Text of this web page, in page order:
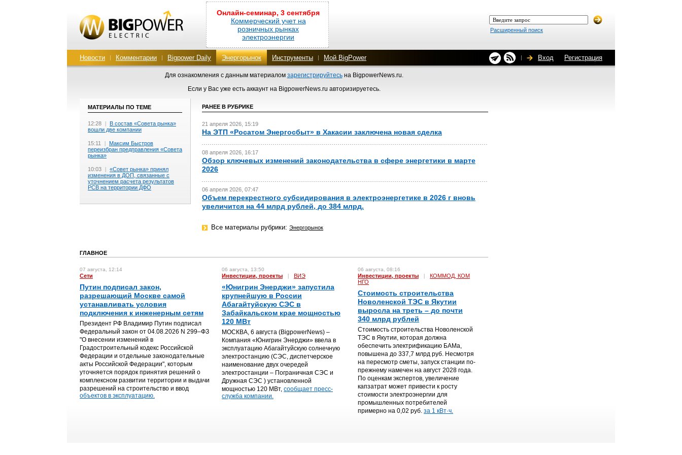
Онлайн-семинар, 3 сентября
Коммерческий учет на
розничных рынках
электроэнергии
Расширенный поиск
Новости Комментарии Bigpower Daily Энергорынок Инструменты Мой BigPower Вход Регистрация
Для ознакомления с данным материалом зарегистрируйтесьна BigpowerNews.ru.
Если у Вас уже есть аккаунт на BigpowerNews.ru авторизируетесь.
МАТЕРИАЛЫ ПО ТЕМЕ
12:28 | В состав «Совета рынка»
вошли две компании
15:11 | Максим Быстров
переизбран предправления «Совета
рынка»
10:03 | «Совет рынка» принял
изменения в ДОП, связанные с
уточнением расчета результатов
РСВ на территории ДФО
РАНЕЕ В РУБРИКЕ
21 апреля 2026, 15:19
На ЭТП «Росатом Энергосбыт» в Хакасии заключена новая сделка
08 апреля 2026, 16:17
Обзор ключевых изменений законодательства в сфере энергетики в марте
2026
06 апреля 2026, 07:47
Объем перекрестного субсидирования в электроэнергетике в 2026 г вновь
увеличится на 44 млрд рублей, до 384 млрд.
Все материалы рубрики: Энергорынок
ГЛАВНОЕ
07 августа, 12:14
Сети
Путин подписал закон,
разрешающий Москве самой
устанавливать условия
подключения к инженерным сетям
Президент РФ Владимир Путин подписал
Федеральный закон от 04.08.2026 N 299–ФЗ
"О внесении изменений в
Градостроительный кодекс Российской
Федерации и отдельные законодательные
акты Российской Федерации", которым
уточняется порядок принятия решений о
комплексном развитии территории и выдачи
разрешений на строительство и ввод
объектов в эксплуатацию.
06 августа, 13:50
Инвестиции, проекты | ВИЭ
«Юнигрин Энерджи» запустила
крупнейшую в России
Абагайтуйскую СЭС в
Забайкальском крае мощностью
120 МВт
МОСКВА, 6 августа (BigpowerNews) –
Компания «Юнигрин Энерджи» ввела в
эксплуатацию Абагайтуйскую солнечную
электростанцию (СЭС, диспетчерское
наименование двух очередей
электростанции – Пограничная СЭС и
Дружная СЭС ) установленной
мощностью 120 МВт, сообщает пресс-
служба компании.
06 августа, 08:16
Инвестиции, проекты |
КОММОД, КОМ
НГО
Стоимость строительства
Новоленской ТЭС в Якутии
выросла на треть – до почти
340 млрд рублей
Стоимость строительства Новоленской
ТЭС в Якутии, которая должна
обеспечить электрификацию БАМа,
повышена до 337,7 млрд руб. Несмотря
на пересмотр сметы, запуск станции по-
прежнему намечен на август 2028 года.
По оценкам экспертов, увеличение
капзатрат может привести к росту
стоимости электроэнергии для
промышленных потребителей
примерно на 0,02 руб. за 1 кВт·ч.